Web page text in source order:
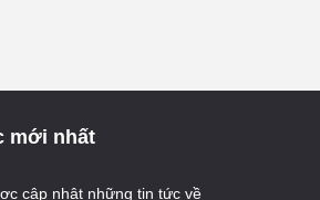
mới nhất
cập nhật những tin tức về